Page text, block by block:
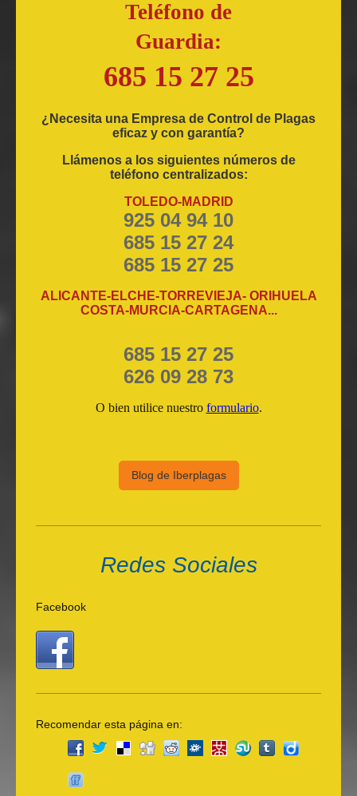
Teléfono de
Guardia:
685 15 27 25
¿Necesita una Empresa de Control de Plagas
eficaz y con garantía?
Llámenos a los siguientes números de
teléfono centralizados:
TOLEDO-MADRID
925 04 94 10
685 15 27 24
685 15 27 25
ALICANTE-ELCHE-TORREVIEJA- ORIHUELA
COSTA-MURCIA-CARTAGENA...
685 15 27 25
626 09 28 73
O bien utilice nuestro formulario.
Blog de Iberplagas
Redes Sociales
Facebook
Recomendar esta página en: